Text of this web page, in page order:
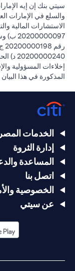
سيتي بنك إن إيه
الاستشارات المالية
إخلاءات المسؤولية
المذكورة في هذا
الخدمات
إدارة الثروة
المساعدة
اتصل بنا
الخصوصية
عن سيتي
tab